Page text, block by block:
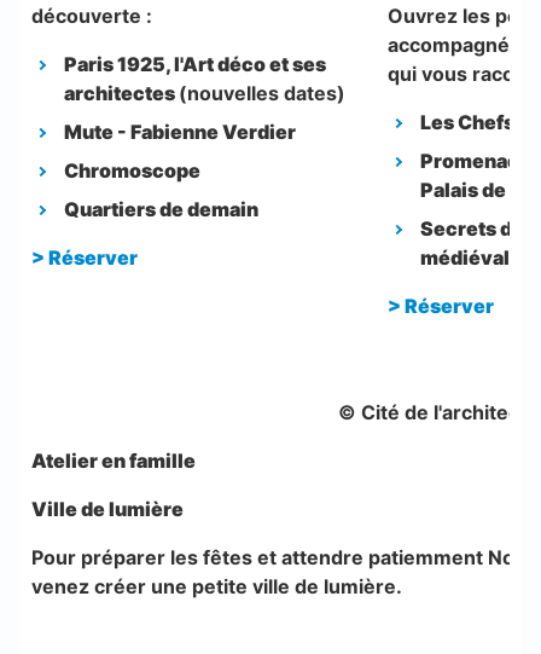
découverte :
Paris 1925, l'Art déco et ses
architectes (nouvelles dates)
Mute - Fabienne Verdier
Chromoscope
Quartiers de demain
> Réserver
Ouvrez les
accompagné
qui vous
Les Chefs-
Promenade
Palais de
Secrets de
médiévale
> Réserver
© Cité de
Atelier en famille
Ville de lumière
Pour préparer les fêtes et attendre patiemment Noël
venez créer une petite ville de lumière.